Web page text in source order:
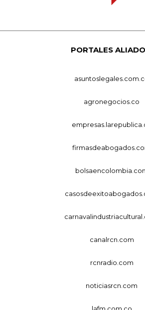
PORTALES
agronegocios.co
canalrcn.com
rcnradio.com
noticiasrcn.com